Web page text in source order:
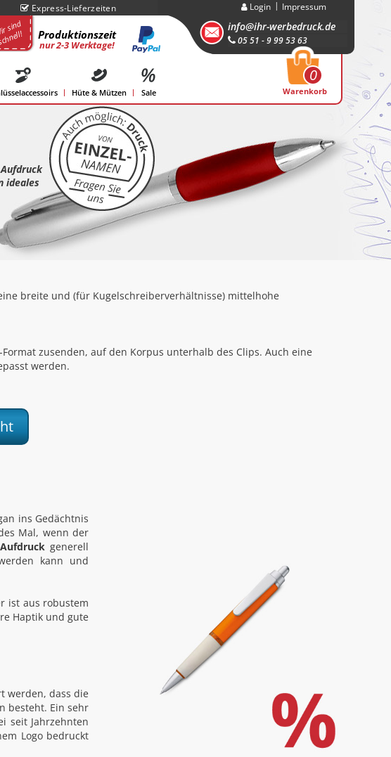
Express-Lieferzeiten Login Impressum
info@ihr-werbedruck.de
05 51 - 9 99 53 63
0
Warenkorb
sind Produktionszeit
nur 2-3 Werktage!
Hüte & Mützen Sale
ideales
breite und (für Kugelschreiberverhältnisse) mittelhohe
zusenden, auf den Korpus unterhalb des Clips. Auch eine
werden.
ins Gedächtnis
Mal, wenn der
generell
kann und
ist aus robustem
Haptik und gute
werden, dass die
besteht. Ein sehr
seit Jahrzehnten
Logo bedruckt